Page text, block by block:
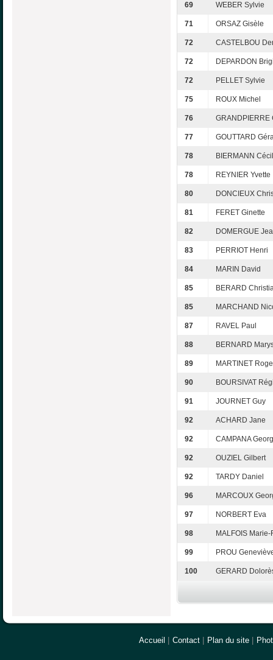
69 WEBER Sylvie
71 ORSAZ Gisèle
72 CASTELBOU
72 DEPARDON
72 PELLET Sylvie
75 ROUX Michel
76 GRANDPIERRE
77 GOUTTARD
78 BIERMANN
78 REYNIER Yvette
80 DONCIEUX
81 FERET Ginette
82 DOMERGUE
83 PERRIOT Henri
84 MARIN David
85 BERARD
85 MARCHAND
87 RAVEL Paul
88 BERNARD
89 MARTINET
90 BOURSIVAT
91 JOURNET Guy
92 ACHARD Jane
92 CAMPANA
92 OUZIEL Gilbert
92 TARDY Daniel
96 MARCOUX
97 NORBERT Eva
98 MALFOIS Marie-
99 PROU
100 GERARD
Accueil Contact Plan du site